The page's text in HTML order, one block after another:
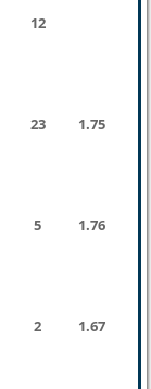
12
23 1.75
5 1.76
2 1.67